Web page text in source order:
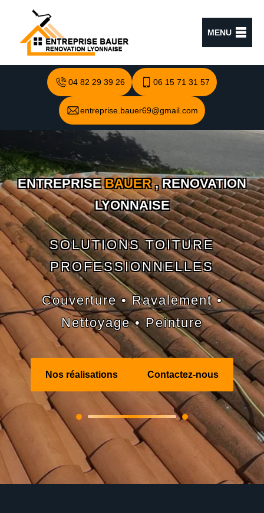
MENU
04 82 29 39 26 06 15 71 31 57
entreprise.bauer69@gmail.com
ENTREPRISEBAUER, RENOVATION
LYONNAISE
SOLUTIONS TOITURE
PROFESSIONNELLES
Couverture • Ravalement •
Nettoyage • Peinture
Nos réalisations Contactez-nous